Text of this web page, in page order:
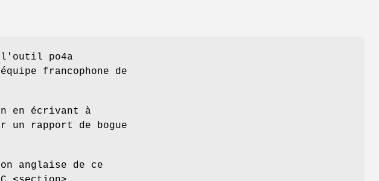
l'outil po4a
francophone de
en écrivant à
un rapport de bogue
anglaise de ce